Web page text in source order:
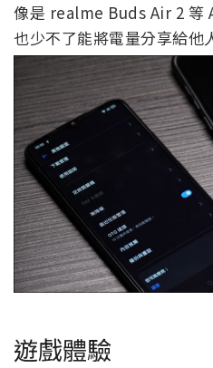
像是 realme Buds Air 2 等
也少不了能將電量分享給他
遊戲體驗